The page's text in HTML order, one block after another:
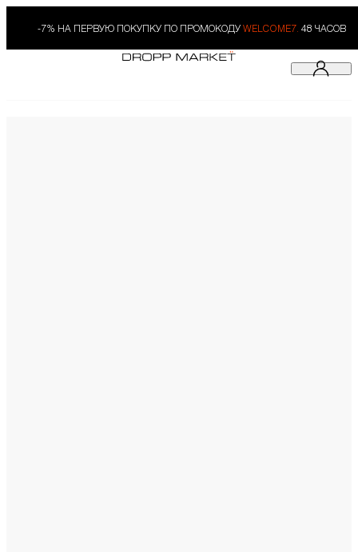
-7% НА ПЕРВУЮ ПОКУПКУ ПО ПРОМОКОДУ WELCOME7. 48 ЧАСОВ